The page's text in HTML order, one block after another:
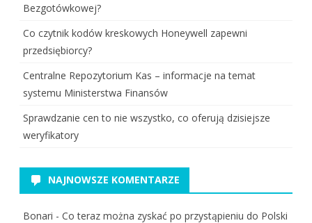
Bezgotówkowej?
Co czytnik kodów kreskowych Honeywell zapewni
przedsiębiorcy?
Centralne Repozytorium Kas – informacje na temat
systemu Ministerstwa Finansów
Sprawdzanie cen to nie wszystko, co oferują dzisiejsze
weryfikatory
NAJNOWSZE KOMENTARZE
Bonari - Co teraz można zyskać po przystąpieniu do Polski